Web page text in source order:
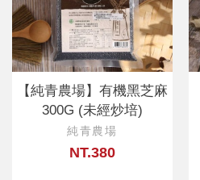
【純青農場】有機黑芝麻
300G (未經炒培)
純青農場
NT.380